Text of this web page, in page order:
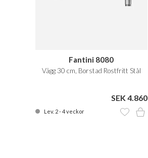
Fantini 8080
Vägg 30 cm, Borstad Rostfritt Stål
SEK 4.860
Lev. 2 - 4 veckor